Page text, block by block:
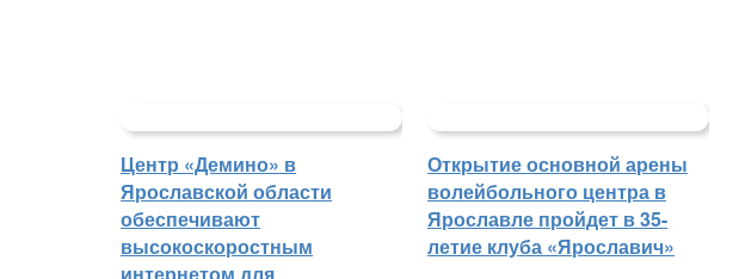
Центр «Демино» в
Ярославской области
обеспечивают
высокоскоростным
Открытие основной арены
волейбольного центра в
Ярославле пройдет в 35-
летие клуба «Ярославич»